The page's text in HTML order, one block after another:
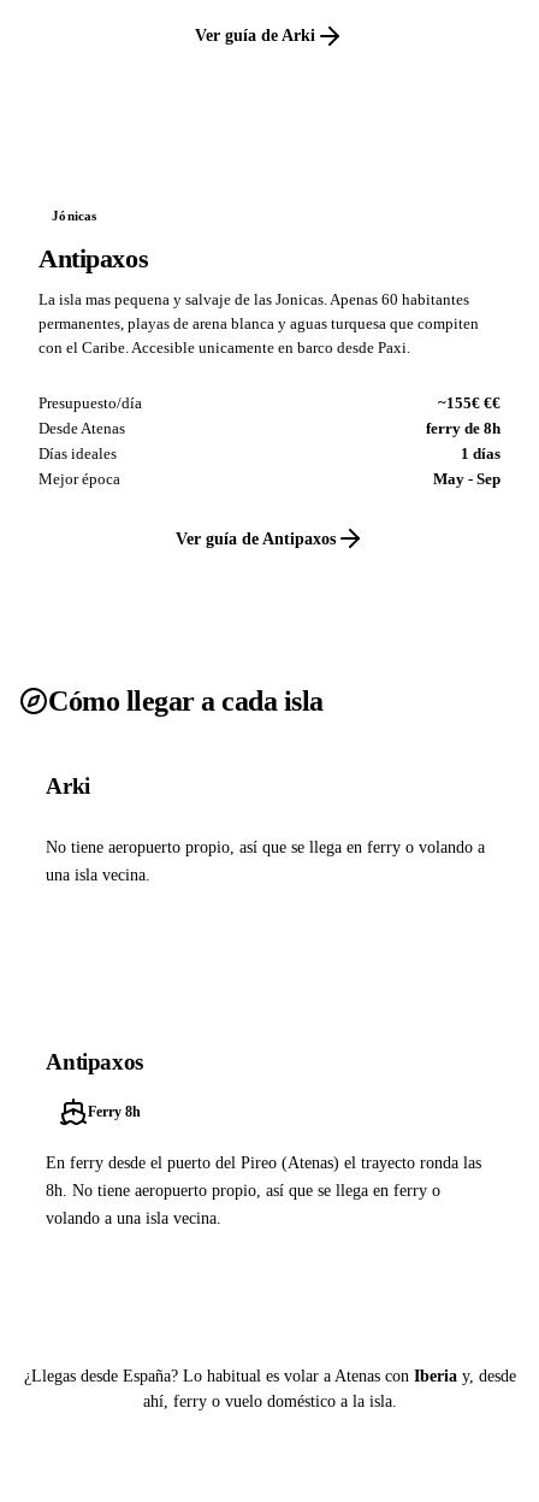
Ver guía de Arki
Jónicas
Antipaxos
La isla mas pequena y salvaje de las Jonicas. Apenas 60 habitantes
permanentes, playas de arena blanca y aguas turquesa que compiten
con el Caribe. Accesible unicamente en barco desde Paxi.
Presupuesto/día
~155€ €€
Desde Atenas
ferry de 8h
Días ideales
1 días
Mejor época
May - Sep
Ver guía de Antipaxos
Cómo llegar a cada isla
Arki
No tiene aeropuerto propio, así que se llega en ferry o volando a
una isla vecina.
Antipaxos
Ferry 8h
En ferry desde el puerto del Pireo (Atenas) el trayecto ronda las
8h. No tiene aeropuerto propio, así que se llega en ferry o
volando a una isla vecina.
¿Llegas desde España? Lo habitual es volar a Atenas con Iberiay, desde
ahí, ferry o vuelo doméstico a la isla.